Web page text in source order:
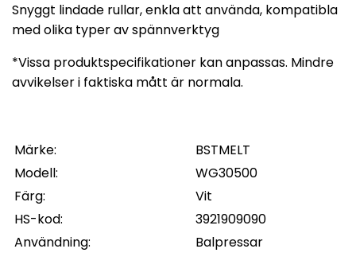
Snyggt lindade rullar, enkla att använda, kompatibla
med olika typer av spännverktyg
*Vissa produktspecifikationer kan anpassas. Mindre
avvikelser i faktiska mått är normala.
Märke:
BSTMELT
Modell:
WG30500
Färg:
Vit
HS-kod:
3921909090
Användning:
Balpressar